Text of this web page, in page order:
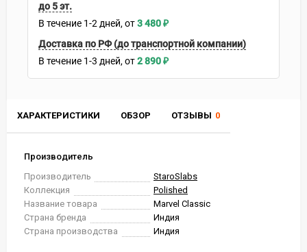
ХАРАКТЕРИСТИКИ ОБЗОР ОТЗЫВЫ 0
Производитель
Производитель
StaroSlabs
Коллекция
Polished
Название товара
Marvel Classic
Страна бренда
Индия
Страна производства
Индия
до 5 эт.
В течение 1-2 дней 3 480₽
Доставка по РФ (до транспортной компании)
В течение 1-3 дней 2 890₽